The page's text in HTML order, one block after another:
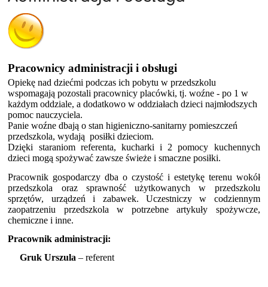
i
obsługa
Pracownicy administracji i obsługi
Opiekę nad dziećmi podczas ich pobytu w przedszkolu
wspomagają pozostali pracownicy placówki, tj. woźne - po 1 w
każdym oddziale, a dodatkowo w oddziałach dzieci najmłodszych
pomoc nauczyciela.
Panie woźne dbają o stan higieniczno-sanitarny pomieszczeń
przedszkola, wydają posiłki dzieciom.
Dzięki staraniom referenta, kucharki i 2 pomocy kuchennych
dzieci mogą spożywać zawsze świeże i smaczne posiłki.
Pracownik gospodarczy dba o czystość i estetykę terenu wokół
przedszkola oraz sprawność użytkowanych w przedszkolu
sprzętów, urządzeń i zabawek. Uczestniczy w codziennym
zaopatrzeniu przedszkola w potrzebne artykuły spożywcze,
chemiczne i inne.
Pracownik administracji:
Gruk Urszula – referent